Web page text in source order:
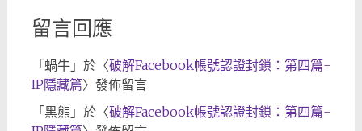
留言回應
「 蝸牛」於〈破解Facebook帳號認證封鎖：第四篇-
IP隱藏篇〉發佈留言
「 黑熊 」於〈破解Facebook帳號認證封鎖：第四篇-